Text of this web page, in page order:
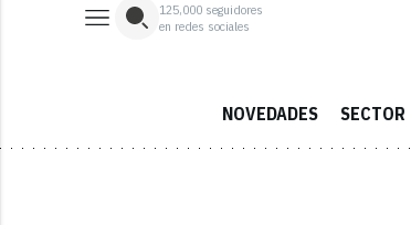
125,000 seguidores
en redes sociales
NOVEDADES SECTOR